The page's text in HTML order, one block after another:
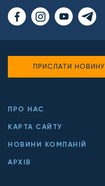
ПРО НАС
КАРТА САЙТУ
НОВИНИ КОМПАНІЙ
АРХІВ
ПРИСЛАТИ НОВИНУ